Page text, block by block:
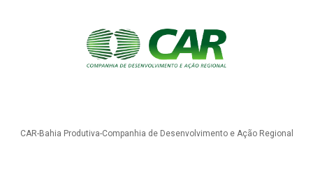
CAR-Bahia Produtiva-Companhia de Desenvolvimento e Ação Regional